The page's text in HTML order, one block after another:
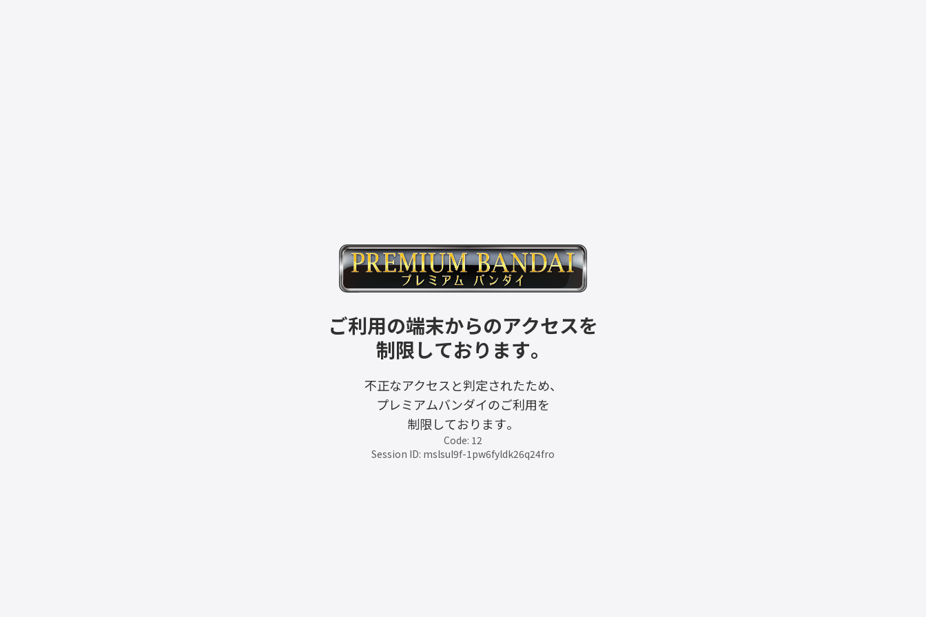
ご利用の端末からのアクセスを
制限しております。
不正なアクセスと判定されたため、
プレミアムバンダイのご利用を
制限しております。
Code: 12
Session ID: mslsul9f-1pw6fyldk26q24fro